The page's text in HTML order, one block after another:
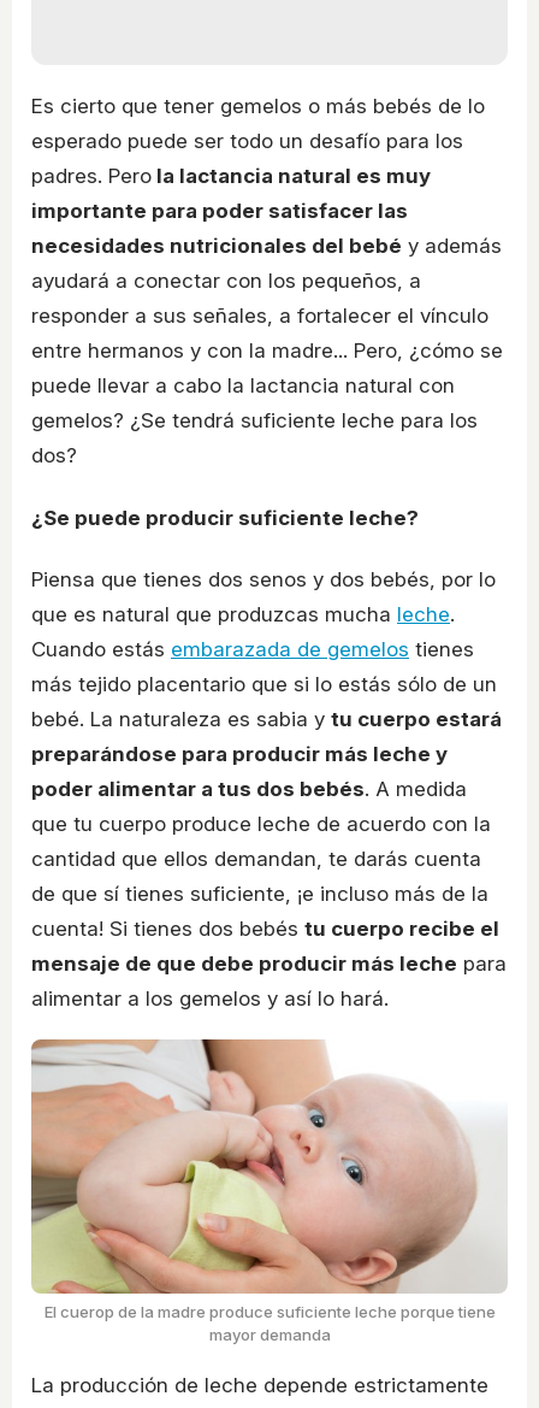
Es cierto que tener gemelos o más bebés de lo
esperado puede ser todo un desafío para los
padres. Pero la lactancia natural es muy
importante para poder satisfacer las
necesidades nutricionales del bebé y además
ayudará a conectar con los pequeños, a
responder a sus señales, a fortalecer el vínculo
entre hermanos y con la madre... Pero, ¿cómo se
puede llevar a cabo la lactancia natural con
gemelos? ¿Se tendrá suficiente leche para los
dos?
¿Se puede producir suficiente leche?
Piensa que tienes dos senos y dos bebés, por lo
que es natural que produzcas mucha leche.
Cuando estás embarazada de gemelos tienes
más tejido placentario que si lo estás sólo de un
bebé. La naturaleza es sabia y tu cuerpo estará
preparándose para producir más leche y
poder alimentar a tus dos bebés. A medida
que tu cuerpo produce leche de acuerdo con la
cantidad que ellos demandan, te darás cuenta
de que sí tienes suficiente, ¡e incluso más de la
cuenta! Si tienes dos bebés tu cuerpo recibe el
mensaje de que debe producir más leche para
alimentar a los gemelos y así lo hará.
El cuerop de la madre produce suficiente leche porque tiene
mayor demanda
La producción de leche depende estrictamente